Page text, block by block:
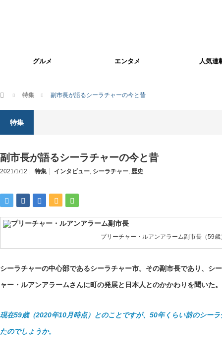
グルメ エンタメ 人気連
ホーム 特集 副市長が語るシーラチャーの今と昔
特集
副市長が語るシーラチャーの今と昔
2021/1/12 特集 インタビュー, シーラチャー, 歴史
プリーチャー・ルアンアラーム副市長（59歳
シーラチャーの中心部であるシーラチャー市。その副市長であり、シ
ャー・ルアンアラームさんに町の発展と日本人とのかかわりを聞いた。
現在59歳（2020年10月時点）とのことですが、50年くらい前のシー
たのでしょうか。